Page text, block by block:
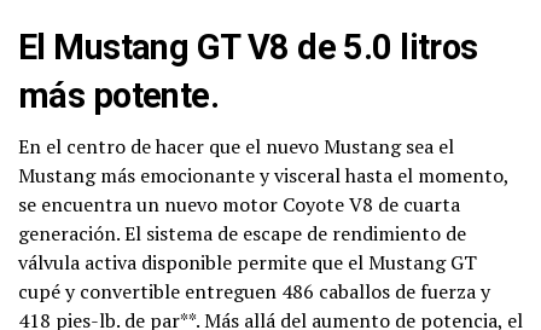
El Mustang GT V8 de 5.0 litros
más potente.
En el centro de hacer que el nuevo Mustang sea el
Mustang más emocionante y visceral hasta el momento,
se encuentra un nuevo motor Coyote V8 de cuarta
generación. El sistema de escape de rendimiento de
válvula activa disponible permite que el Mustang GT
cupé y convertible entreguen 486 caballos de fuerza y ​​
418 pies-lb. de par**. Más allá del aumento de potencia, el